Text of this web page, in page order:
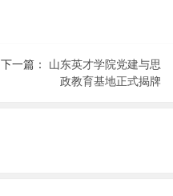
下一篇： 山东英才学院党建与思
政教育基地正式揭牌